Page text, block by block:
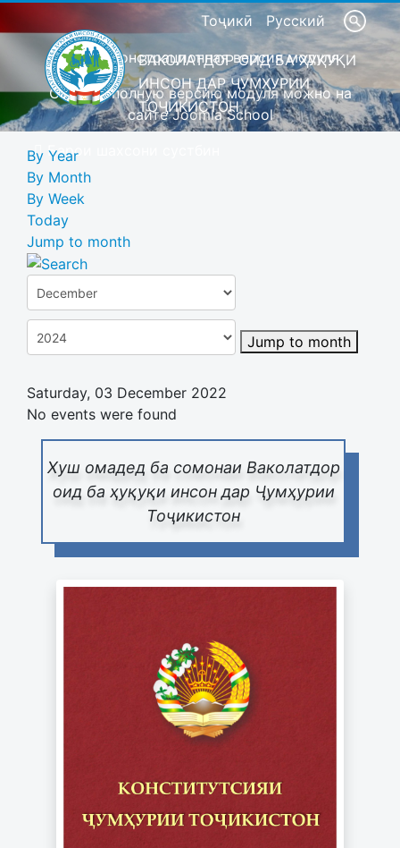
Тоҷикӣ Русский
Это демонстрационная версия модуля
Скачать полную версию модуля можно на
сайте Joomla School
Барои шахсони сустбин
ВАКОЛАТДОР ОИД БА ҲУҚУҚИ
ИНСОН ДАР ҶУМҲУРИИ
ТОҶИКИСТОН
Хуш омадед ба сомонаи Ваколатдор
оид ба ҳуқуқи инсон дар Ҷумҳурии
Тоҷикистон
By Year
By Month
By Week
Today
Jump to month
Jump to month
Saturday, 03 December 2022
No events were found